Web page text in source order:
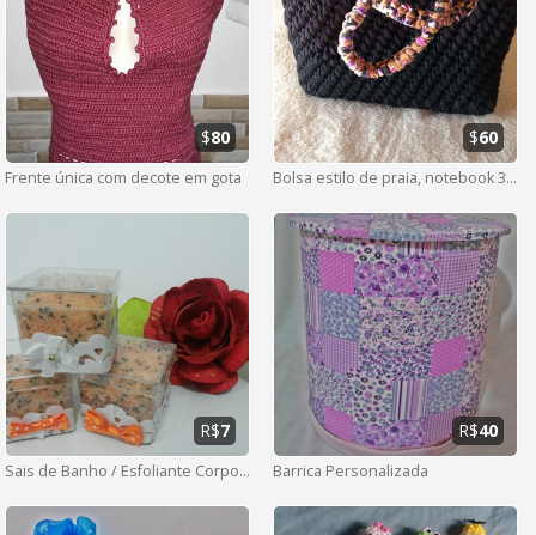
Frente única com decote em gota
$80
Bolsa estilo de praia, notebook 38x9x29
$60
Sais de Banho / Esfoliante Corporal
R$7
Barrica Personalizada
R$40